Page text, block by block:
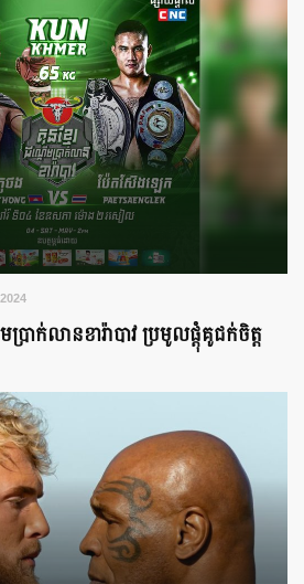
ប្រាក់លានខារ៉ាបាវ ប្រមូលផ្ដុំគូជក់ចិត្ត